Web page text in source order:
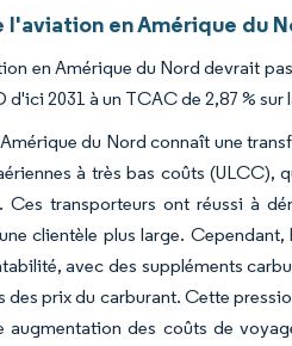
l'aviation en Amérique du
en Amérique du Nord devrait
d'ici 2031 à un TCAC de 2,87 % sur
du Nord connaît une
à très bas coûts (ULCC),
Ces transporteurs ont réussi à
clientèle plus large.
avec des suppléments
prix du carburant. Cette
augmentation des coûts de